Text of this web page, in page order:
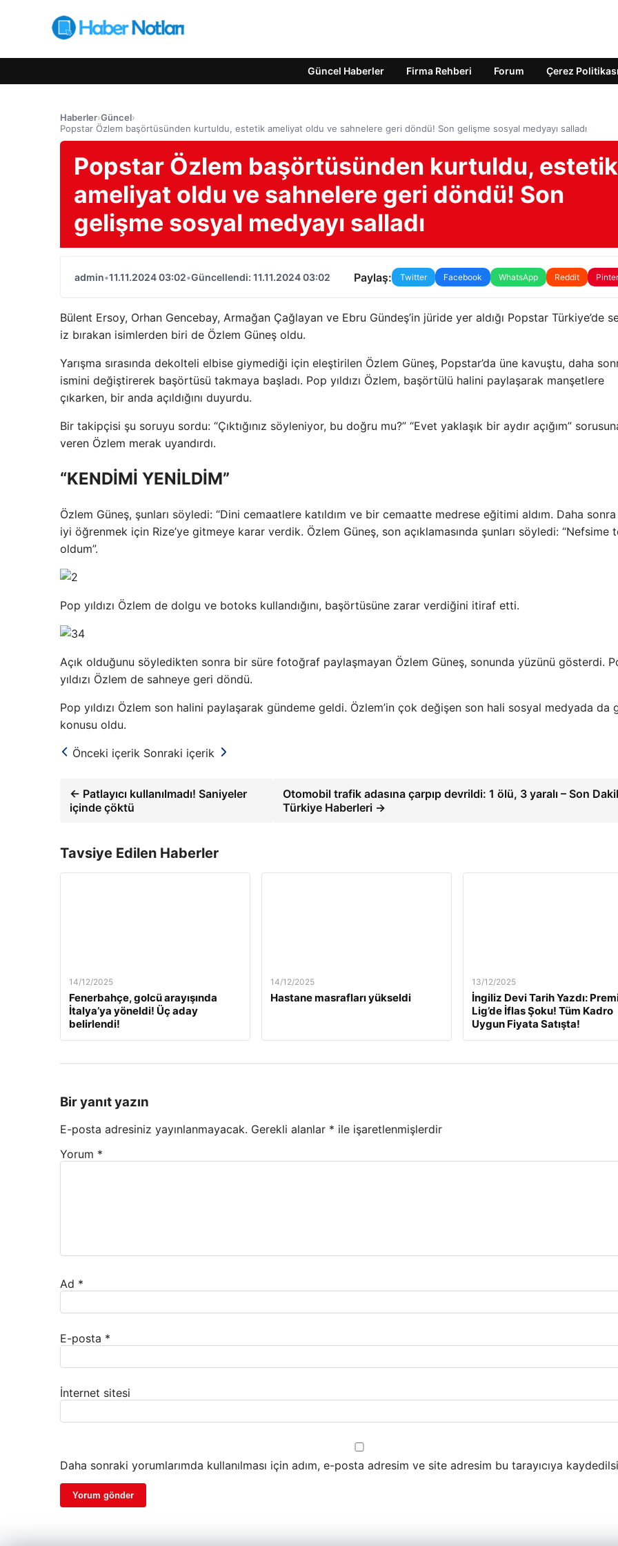
Güncel Haberler Firma Rehberi Forum Çerez Politikası
Haberler›Güncel›
Popstar Özlem başörtüsünden kurtuldu, estetik ameliyat oldu ve sahnelere geri döndü! Son gelişme sosyal medyayı salladı
Popstar Özlem başörtüsünden kurtuldu, estetik
ameliyat oldu ve sahnelere geri döndü! Son
gelişme sosyal medyayı salladı
admin•11.11.2024 03:02•Güncellendi: 11.11.2024 03:02 Paylaş: Twitter Facebook WhatsApp Reddit
Bülent Ersoy, Orhan Gencebay, Armağan Çağlayan ve Ebru Gündeş’in jüride yer aldığı Popstar Türkiye’de
iz bırakan isimlerden biri de Özlem Güneş oldu.
Yarışma sırasında dekolteli elbise giymediği için eleştirilen Özlem Güneş, Popstar’da üne kavuştu, daha
ismini değiştirerek başörtüsü takmaya başladı. Pop yıldızı Özlem, başörtülü halini paylaşarak manşetlere
çıkarken, bir anda açıldığını duyurdu.
Bir takipçisi şu soruyu sordu: “Çıktığınız söyleniyor, bu doğru mu?” “Evet yaklaşık bir aydır açığım”
veren Özlem merak uyandırdı.
“KENDİMİ YENİLDİM”
Özlem Güneş, şunları söyledi: “Dini cemaatlere katıldım ve bir cemaatte medrese eğitimi aldım. Daha
iyi öğrenmek için Rize’ye gitmeye karar verdik. Özlem Güneş, son açıklamasında şunları söyledi: “Nefsime
oldum”.
Pop yıldızı Özlem de dolgu ve botoks kullandığını, başörtüsüne zarar verdiğini itiraf etti.
Açık olduğunu söyledikten sonra bir süre fotoğraf paylaşmayan Özlem Güneş, sonunda yüzünü gösterdi.
yıldızı Özlem de sahneye geri döndü.
Pop yıldızı Özlem son halini paylaşarak gündeme geldi. Özlem’in çok değişen son hali sosyal medyada da
konusu oldu.
Önceki içerik Sonraki içerik
← Patlayıcı kullanılmadı! Saniyeler
içinde çöktü
Otomobil trafik adasına çarpıp devrildi: 1 ölü, 3 yaralı – Son
Türkiye Haberleri →
Tavsiye Edilen Haberler
14/12/2025
Fenerbahçe, golcü arayışında
İtalya’ya yöneldi! Üç aday
belirlendi!
14/12/2025
Hastane masrafları yükseldi
13/12/2025
İngiliz Devi Tarih Yazdı:
Lig’de İflas Şoku! Tüm Kadro
Uygun Fiyata Satışta!
Bir yanıt yazın
E-posta adresiniz yayınlanmayacak. Gerekli alanlar * ile işaretlenmişlerdir
Yorum *
Ad *
E-posta *
İnternet sitesi
Daha sonraki yorumlarımda kullanılması için adım, e-posta adresim ve site adresim bu tarayıcıya